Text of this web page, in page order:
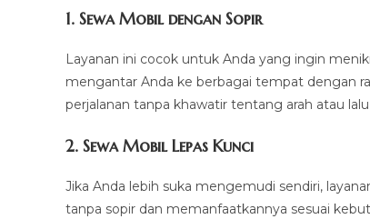
1. Sewa Mobil dengan Sopir
Layanan ini cocok untuk Anda yang ingin
mengantar Anda ke berbagai tempat dengan
perjalanan tanpa khawatir tentang arah atau lalu
2. Sewa Mobil Lepas Kunci
Jika Anda lebih suka mengemudi sendiri,
tanpa sopir dan memanfaatkannya sesuai